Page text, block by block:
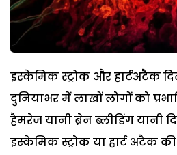
इस्केमिक स्ट्रोक और हार्टअटैक
दुनियाभर में लाखों लोगों को
हैमरेज यानी ब्रेन ब्लीडिंग यानी
इस्केमिक स्ट्रोक या हार्ट अटैक